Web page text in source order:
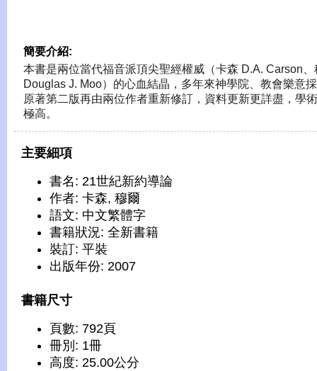
簡要介紹:
本書是兩位當代福音派頂尖聖經權威（卡森 D.A. Carson、
Douglas J. Moo）的心血結晶，多年來神學院、教會樂意
原著第二版再由兩位作者重新修訂，資料更新更詳盡，學
極高。
主要細項
書名: 21世紀新約導論
作者: 卡森, 穆爾
語文: 中文繁體字
書籍狀況: 全新書籍
裝訂: 平裝
出版年份: 2007
書籍尺寸
頁數: 792頁
冊別: 1冊
高度: 25.00公分